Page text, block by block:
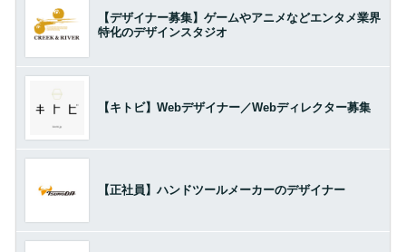
【デザイナー募集】ゲームやアニメなどエンタメ業界
特化のデザインスタジオ
【キトビ】Webデザイナー／Webディレクター募集
【正社員】ハンドツールメーカーのデザイナー